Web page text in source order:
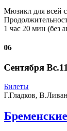
Мюзикл для всей
1 час 20 мин (без
06
Сентября
Билеты
Г.Гладков,